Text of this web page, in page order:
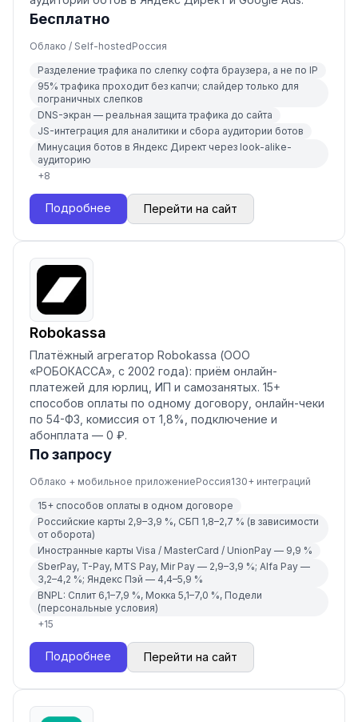
Бесплатно
Облако / Self-hostedРоссия
Разделение трафика по слепку софта браузера, а не по IP
95% трафика проходит без капчи; слайдер только для
пограничных слепков
DNS-экран — реальная защита трафика до сайта
JS-интеграция для аналитики и сбора аудитории ботов
Минусация ботов в Яндекс Директ через look-alike-
аудиторию
+8
Подробнее Перейти на сайт
Robokassa
Платёжный агрегатор Robokassa (ООО
«РОБОКАССА», с 2002 года): приём онлайн-
платежей для юрлиц, ИП и самозанятых. 15+
способов оплаты по одному договору, онлайн-чеки
по 54-ФЗ, комиссия от 1,8%, подключение и
абонплата — 0 ₽.
По запросу
Облако + мобильное приложениеРоссия130+ интеграций
15+ способов оплаты в одном договоре
Российские карты 2,9–3,9 %, СБП 1,8–2,7 % (в зависимости
от оборота)
Иностранные карты Visa / MasterCard / UnionPay — 9,9 %
SberPay, T-Pay, MTS Pay, Mir Pay — 2,9–3,9 %; Alfa Pay —
3,2–4,2 %; Яндекс Пэй — 4,4–5,9 %
BNPL: Сплит 6,1–7,9 %, Мокка 5,1–7,0 %, Подели
(персональные условия)
+15
Подробнее Перейти на сайт